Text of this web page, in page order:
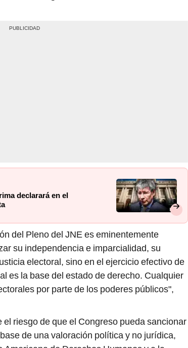
declarará en el
del Pleno del JNE es eminentemente
su independencia e imparcialidad, su
electoral, sino en el ejercicio efectivo de
es la base del estado de derecho. Cualquier
por parte de los poderes públicos",
riesgo de que el Congreso pueda sancionar
de una valoración política y no jurídica,